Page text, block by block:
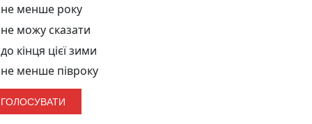
не менше року
не можу сказати
до кінця цієї зими
не менше півроку